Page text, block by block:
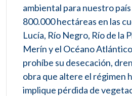
ambiental para nuestro
800.000 hectáreas en las
Lucía, Río Negro, Río de la
Merín y el Océano
prohíbe su desecación,
obra que altere el régimen
implique pérdida de